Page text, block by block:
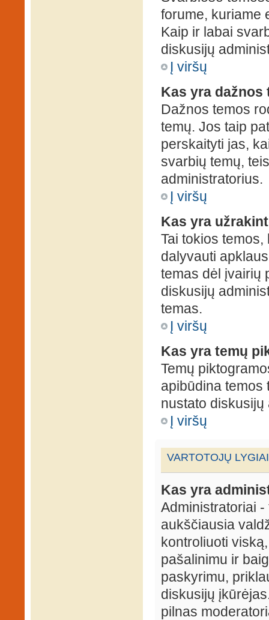
forume, kuriame
Kaip ir labai
diskusijų
Į viršų
Kas yra dažnos
Dažnos temos
temų. Jos taip
perskaityti jas,
svarbių temų,
administratorius.
Į viršų
Kas yra
Tai tokios
dalyvauti
temas dėl įvairių
diskusijų
temas.
Į viršų
Kas yra temų
Temų
apibūdina temos
nustato
Į viršų
VARTOTOJŲ
Kas yra
Administratoriai
aukščiausia
kontroliuoti
pašalinimu ir
paskyrimu,
diskusijų
pilnas